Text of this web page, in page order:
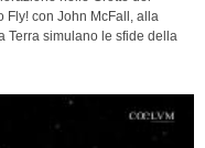
Fly! con John McFall, alla
Terra simulano le sfide della